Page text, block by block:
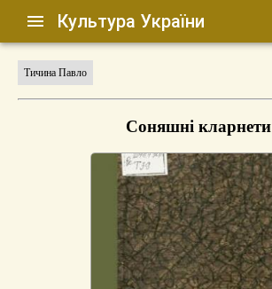
Культура України
Тичина Павло
Соняшні кларнети